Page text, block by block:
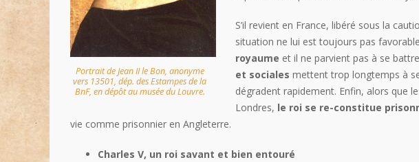
Portrait de Jean II le Bon, anonyme
vers 13501, dép. des Estampes de la
BnF, en dépôt au musée du Louvre.
S’il revient en France, libéré sous la
situation ne lui est toujours pas
royaume et il ne parvient pas à se
et sociales mettent trop longtemps à
dégradent rapidement. Enfin, alors que
Londres, le roi se re-constitue
vie comme prisonnier en Angleterre.
Charles V, un roi savant et bien entouré